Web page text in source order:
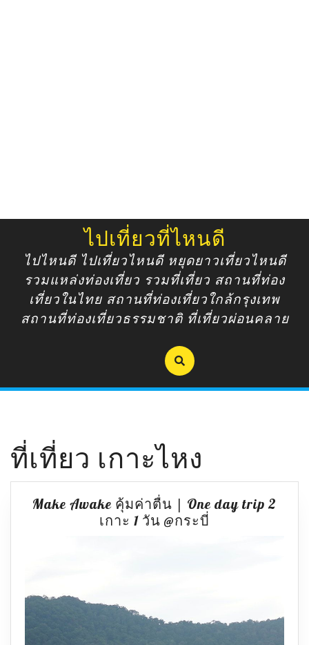
content
ไปเที่ยวที่ไหนดี
ไปไหนดี ไปเที่ยวไหนดี หยุดยาวเที่ยวไหนดี
รวมแหล่งท่องเที่ยว รวมที่เที่ยว สถานที่ท่อง
เที่ยวในไทย สถานที่ท่องเที่ยวใกล้กรุงเทพ
สถานที่ท่องเที่ยวธรรมชาติ ที่เที่ยวผ่อนคลาย
ที่เที่ยว เกาะไหง
Make Awake คุ้มค่าตื่น | One day trip 2
เกาะ 1 วัน @กระบี่
One
day